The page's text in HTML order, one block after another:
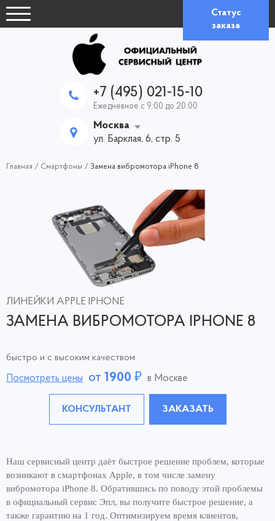
Статус
заказа
+7 (495) 021-15-10
Ежедневное с 9:00 до 20:00
Москва
ул. Барклая, 6, стр. 5
Главная / Смартфоны / Замена вибромотора iPhone 8
ЛИНЕЙКИ APPLE IPHONE
ЗАМЕНА ВИБРОМОТОРА IPHONE 8
быстро и с высоким качеством
Посмотреть цены от 1900 ₽ в Москве
КОНСУЛЬТАНТ ЗАКАЗАТЬ
Наш сервисный центр даёт быстрое решение проблем, которые
возникают в смартфонах Apple, в том числе замену
вибромотора iPhone 8. Обратившись по поводу этой проблемы
в официальный сервис Эпл, вы получите быстрое решение, а
также гарантию на 1 год. Оптимизируем время клиентов,